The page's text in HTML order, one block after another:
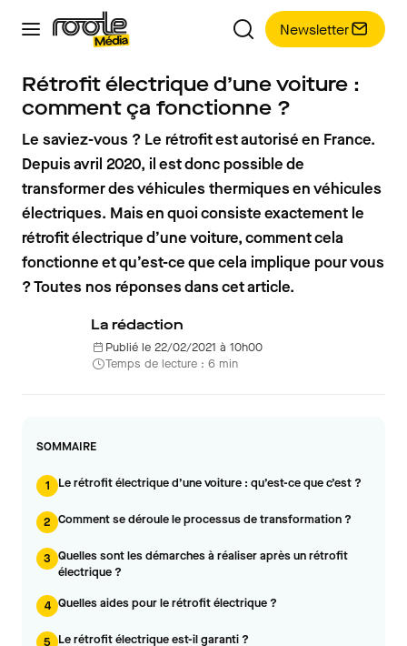
Newsletter
Rétrofit électrique d’une voiture :
comment ça fonctionne ?
Le saviez-vous ? Le rétrofit est autorisé en France.
Depuis avril 2020, il est donc possible de
transformer des véhicules thermiques en véhicules
électriques. Mais en quoi consiste exactement le
rétrofit électrique d’une voiture, comment cela
fonctionne et qu’est-ce que cela implique pour vous
? Toutes nos réponses dans cet article.
La rédaction
Publié le 22/02/2021 à 10h00
Temps de lecture : 6 min
SOMMAIRE
1 Le rétrofit électrique d’une voiture : qu’est-ce que c’est ?
2 Comment se déroule le processus de transformation ?
3 Quelles sont les démarches à réaliser après un rétrofit
électrique ?
4 Quelles aides pour le rétrofit électrique ?
5 Le rétrofit électrique est-il garanti ?